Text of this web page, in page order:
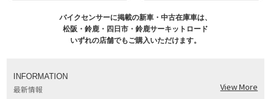
オイル交換に行ったつもりが…まさかの大出費！？
「CRF250 RALLY」「CRF250 RALLY＜s＞」の カラーリング設定と仕様を一部変更し発売
NEW BIKE 軽二輪スーパースポーツモデル「CBR250RR」の カラーバリエーションを変更し発売
MOVIE 【Honda Dream鈴鹿】20周年記念・大感謝祭イベント 大人気バイク女子が大集合・・Honda Dreamさんの人気を探ってきましたスペシャル！！メチャクチャ楽しかったです❤
バイクセンサーに掲載の新車・中古在庫車は、
松阪・鈴鹿・四日市・鈴鹿サーキットロード
いずれの店舗でもご購入いただけます。
INFORMATION
最新情報 View More